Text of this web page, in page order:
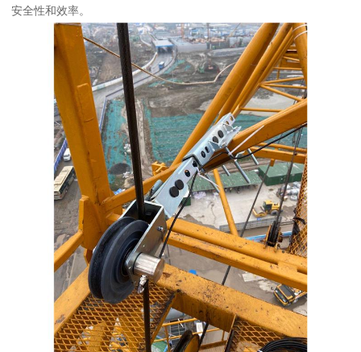
安全性和效率。